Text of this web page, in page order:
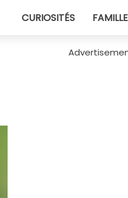
CURIOSITÉS FAMILLE